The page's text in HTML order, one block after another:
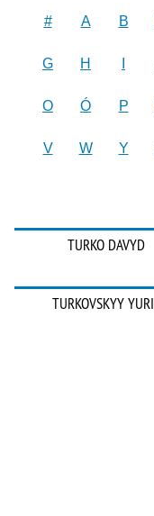
# A B
G H
O Ó P
V W Y
TURKO DAVYD
TURKOVSKYY